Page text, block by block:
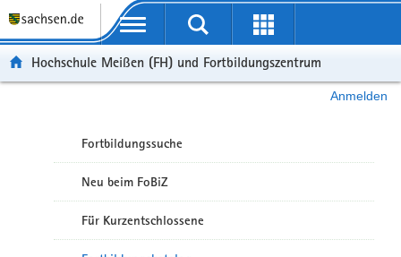
Portalübergreifende Navigation
Hochschule Meißen (FH) und Fortbildungszentrum
Anmelden
Fortbildungssuche
Neu beim FoBiZ
Für Kurzentschlossene